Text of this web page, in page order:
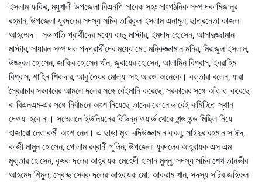
ইসলাম ফকির, মধুখালী উপজেলা বিএনপি সাবেক সহঃ সাংগঠনিক সম্পাদক মিজানুর
রহমান, উপজেলা যুবদলের সদস্য সচিব তারিকুল ইসলাম এনামুল, ছাত্রনেতা কাজল
আহম্মেদ। সভাপতি প্রার্থীদের মধ্যে বাচ্চু মাস্টার, ইমদাদ হোসেন, আসাদুজ্জামান
মাস্টার, সাধারন সম্পাদক পদপ্রার্থীদের মধ্যে মো. মনিরুজ্জামান মনির, মিরাজুল ইসলাম,
উজ্জ্বল হোসেন, জাকির হোসেন খাঁন, জুবায়ের হোসেন, আলামিন বিশ্বাস, ইব্রাহিম
বিশ্বাস, শাহিন শিকদার, আবু তৈয়ব মোল্যা সহ আরও অনেকে। বক্তারা বলেন, যারা
স্বৈরাচার সরকারের আমলে দলের সঙ্গে বেইমানি করেছে, সরকারের সঙ্গে আঁতাত করেছে
বা বিএনএম-এর সঙ্গে নির্বাচনে অংশ নিয়েছে তাদের কোনোভাবেই কমিটিতে স্থান
দেওয়া হবে না। সম্মেলনে ইউনিয়নের বিভিন্ন ওয়ার্ড থেকে খন্ড খন্ড মিছিল নিয়ে
হাজারো নেতাকর্মী অংশ নেন। এ ছাড়া মৃধা বদিউজ্জামান বাবলু, সাইদুর রহমান সাঈদ,
কাজী মামুন হোসেন, গোলাম রব্বানী পুলিন, উপজেলা যুবদলের আহ্বায়ক এস এম
মুক্তার হোসেন, কৃষক দলের আহ্বায়ক মেহেদী হাসান মুন্নু, সদস্য সচিব শেখ তানভীর
আহমেদ শিমুল, স্বেচ্ছাসেবক দলের আহবায়ক মো. আকরাম খান, সদস্য সচিব জহিরুল